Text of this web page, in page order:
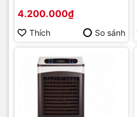
4.200.000₫
Thích So sánh